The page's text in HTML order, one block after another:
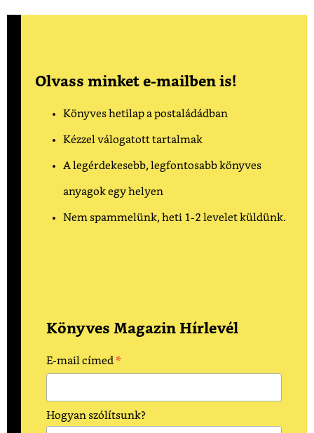
Olvass minket e-mailben is!
Könyves hetilap a postaládádban
Kézzel válogatott tartalmak
A legérdekesebb, legfontosabb könyves
anyagok egy helyen
Nem spammelünk, heti 1-2 levelet küldünk.
Könyves Magazin Hírlevél
E-mail címed *
Hogyan szólítsunk?